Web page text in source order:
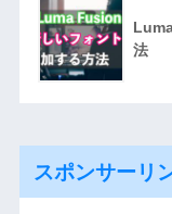
法
スポンサーリ